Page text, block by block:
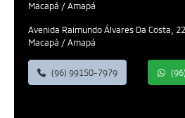
Macapá / Amapá
Avenida Raimundo Álvares Da Costa,
Macapá / Amapá
(96) 99150-7979